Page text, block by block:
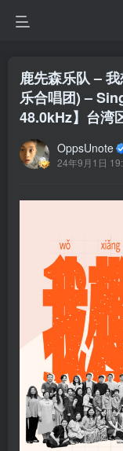
鹿先森乐队 –
乐合唱团) –
48.0kHz】台湾
OppsUnote
24年9月1日